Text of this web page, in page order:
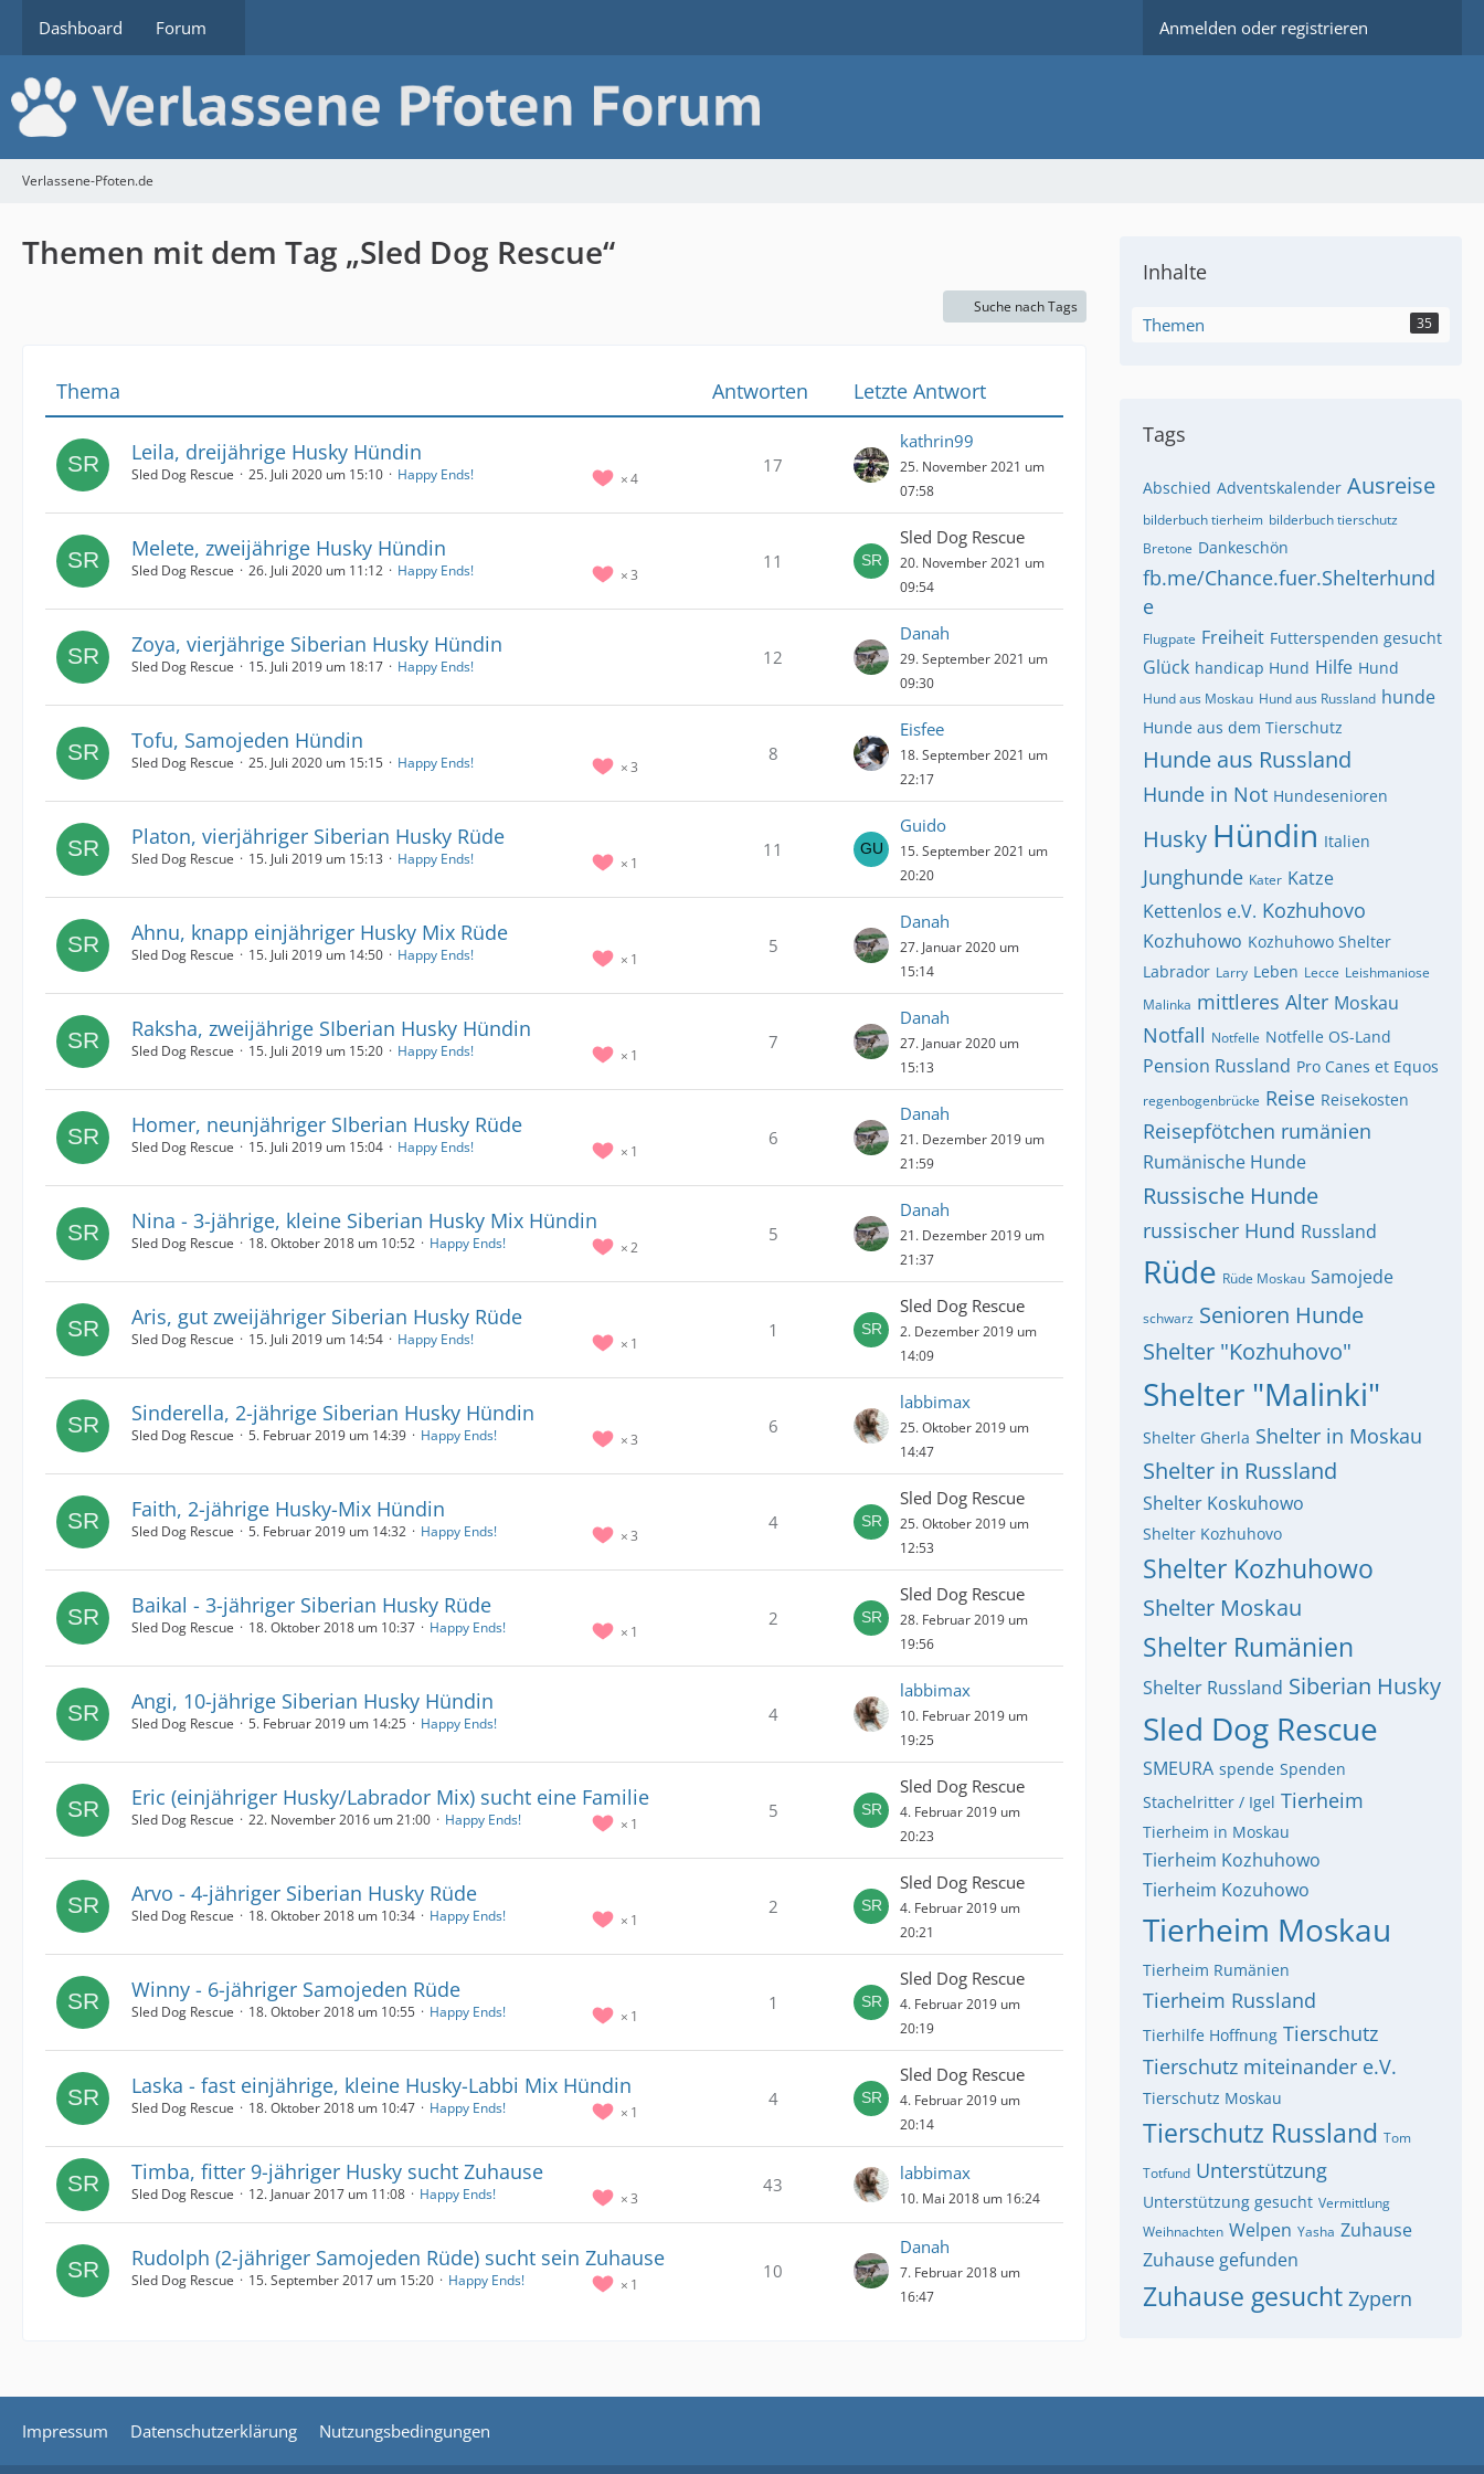
Dashboard Forum Anmelden oder registrieren
Verlassene-Pfoten.de
Themen mit dem Tag „Sled Dog Rescue“
Suche nach Tags
Thema Antworten Letzte Antwort
Leila, dreijährige Husky Hündin
4
Sled Dog Rescue 25. Juli 2020 um 15:10 Happy Ends! 17
kathrin99
25. November 2021 um
07:58
Melete, zweijährige Husky Hündin
3
Sled Dog Rescue 26. Juli 2020 um 11:12 Happy Ends! 11
Sled Dog Rescue
20. November 2021 um
09:54
Zoya, vierjährige Siberian Husky Hündin
Sled Dog Rescue 15. Juli 2019 um 18:17 Happy Ends! 12
Danah
29. September 2021 um
09:30
Tofu, Samojeden Hündin
3
Sled Dog Rescue 25. Juli 2020 um 15:15 Happy Ends! 8
Eisfee
18. September 2021 um
22:17
Platon, vierjähriger Siberian Husky Rüde
1
Sled Dog Rescue 15. Juli 2019 um 15:13 Happy Ends! 11
Guido
15. September 2021 um
20:20
Ahnu, knapp einjähriger Husky Mix Rüde
1
Sled Dog Rescue 15. Juli 2019 um 14:50 Happy Ends! 5
Danah
27. Januar 2020 um
15:14
Raksha, zweijährige SIberian Husky Hündin
1
Sled Dog Rescue 15. Juli 2019 um 15:20 Happy Ends! 7
Danah
27. Januar 2020 um
15:13
Homer, neunjähriger SIberian Husky Rüde
1
Sled Dog Rescue 15. Juli 2019 um 15:04 Happy Ends! 6
Danah
21. Dezember 2019 um
21:59
Nina - 3-jährige, kleine Siberian Husky Mix Hündin
2
Sled Dog Rescue 18. Oktober 2018 um 10:52 Happy Ends! 5
Danah
21. Dezember 2019 um
21:37
Aris, gut zweijähriger Siberian Husky Rüde
1
Sled Dog Rescue 15. Juli 2019 um 14:54 Happy Ends! 1
Sled Dog Rescue
2. Dezember 2019 um
14:09
Sinderella, 2-jährige Siberian Husky Hündin
3
Sled Dog Rescue 5. Februar 2019 um 14:39 Happy Ends! 6
labbimax
25. Oktober 2019 um
14:47
Faith, 2-jährige Husky-Mix Hündin
3
Sled Dog Rescue 5. Februar 2019 um 14:32 Happy Ends! 4
Sled Dog Rescue
25. Oktober 2019 um
12:53
Baikal - 3-jähriger Siberian Husky Rüde
1
Sled Dog Rescue 18. Oktober 2018 um 10:37 Happy Ends! 2
Sled Dog Rescue
28. Februar 2019 um
19:56
Angi, 10-jährige Siberian Husky Hündin
Sled Dog Rescue 5. Februar 2019 um 14:25 Happy Ends! 4
labbimax
10. Februar 2019 um
19:25
Eric (einjähriger Husky/Labrador Mix) sucht eine Familie
1
Sled Dog Rescue 22. November 2016 um 21:00 Happy Ends! 5
Sled Dog Rescue
4. Februar 2019 um
20:23
Arvo - 4-jähriger Siberian Husky Rüde
1
Sled Dog Rescue 18. Oktober 2018 um 10:34 Happy Ends! 2
Sled Dog Rescue
4. Februar 2019 um
20:21
Winny - 6-jähriger Samojeden Rüde
1
Sled Dog Rescue 18. Oktober 2018 um 10:55 Happy Ends! 1
Sled Dog Rescue
4. Februar 2019 um
20:19
Laska - fast einjährige, kleine Husky-Labbi Mix Hündin
1
Sled Dog Rescue 18. Oktober 2018 um 10:47 Happy Ends! 4
Sled Dog Rescue
4. Februar 2019 um
20:14
Timba, fitter 9-jähriger Husky sucht Zuhause
3
Sled Dog Rescue 12. Januar 2017 um 11:08 Happy Ends! 43
labbimax
10. Mai 2018 um 16:24
Rudolph (2-jähriger Samojeden Rüde) sucht sein Zuhause
1
Sled Dog Rescue 15. September 2017 um 15:20 Happy Ends! 10
Danah
7. Februar 2018 um
16:47
Inhalte
Themen 35
Tags
Abschied Adventskalender Ausreise
bilderbuch tierheim bilderbuch tierschutz
Bretone Dankeschön
fb.me/Chance.fuer.Shelterhund
e
Flugpate Freiheit Futterspenden gesucht
Glück handicap Hund Hilfe Hund
Hund aus Moskau Hund aus Russland hunde
Hunde aus dem Tierschutz
Hunde aus Russland
Hunde in Not Hundesenioren
Husky Hündin Italien
Junghunde Kater Katze
Kettenlos e.V. Kozhuhovo
Kozhuhowo Kozhuhowo Shelter
Labrador Larry Leben Lecce Leishmaniose
Malinka mittleres Alter Moskau
Notfall Notfelle Notfelle OS-Land
Pension Russland Pro Canes et Equos
regenbogenbrücke Reise Reisekosten
Reisepfötchen rumänien
Rumänische Hunde
Russische Hunde
russischer Hund Russland
Rüde Rüde Moskau Samojede
schwarz Senioren Hunde
Shelter "Kozhuhovo"
Shelter "Malinki"
Shelter Gherla Shelter in Moskau
Shelter in Russland
Shelter Koskuhowo
Shelter Kozhuhovo
Shelter Kozhuhowo
Shelter Moskau
Shelter Rumänien
Shelter Russland Siberian Husky
Sled Dog Rescue
SMEURA spende Spenden
Stachelritter / Igel Tierheim
Tierheim in Moskau
Tierheim Kozhuhowo
Tierheim Kozuhowo
Tierheim Moskau
Tierheim Rumänien
Tierheim Russland
Tierhilfe Hoffnung Tierschutz
Tierschutz miteinander e.V.
Tierschutz Moskau
Tierschutz Russland Tom
Totfund Unterstützung
Unterstützung gesucht Vermittlung
Weihnachten Welpen Yasha Zuhause
Zuhause gefunden
Zuhause gesucht Zypern
Impressum Datenschutzerklärung Nutzungsbedingungen